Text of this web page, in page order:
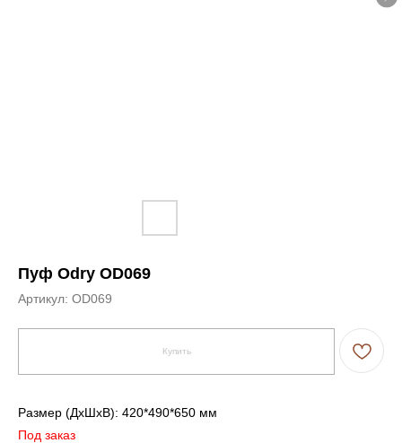
Пуф Odry OD069
Артикул: OD069
Купить
Размер (ДxШxВ): 420*490*650 мм
Под заказ